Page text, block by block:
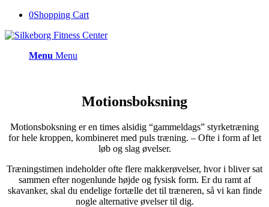
0Shopping Cart
Menu Menu
Motionsboksning
Motionsboksning er en times alsidig “gammeldags” styrketræning
for hele kroppen, kombineret med puls træning. – Ofte i form af let
løb og slag øvelser.
Træningstimen indeholder ofte flere makkerøvelser, hvor i bliver sat
sammen efter nogenlunde højde og fysisk form. Er du ramt af
skavanker, skal du endelige fortælle det til træneren, så vi kan finde
nogle alternative øvelser til dig.